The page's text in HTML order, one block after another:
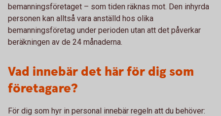
bemanningsföretaget – som tiden räknas mot. Den inhyrda
personen kan alltså vara anställd hos olika
bemanningsföretag under perioden utan att det påverkar
beräkningen av de 24 månaderna.
Vad innebär det här för dig som
företagare?
För dig som hyr in personal innebär regeln att du behöver: